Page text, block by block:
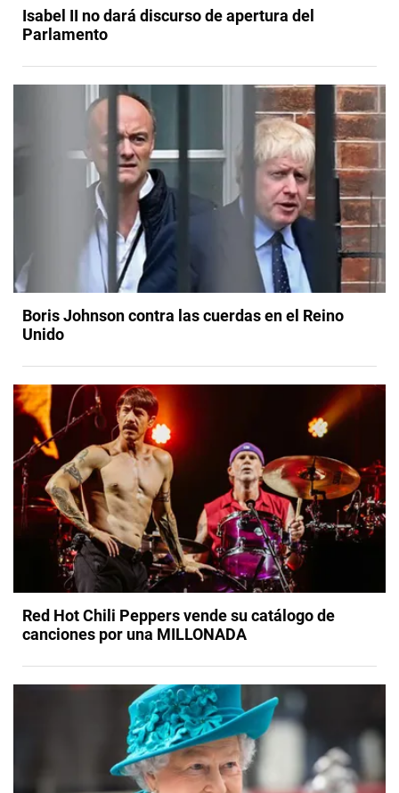
Isabel II no dará discurso de apertura del
Parlamento
Boris Johnson contra las cuerdas en el Reino
Unido
Red Hot Chili Peppers vende su catálogo de
canciones por una MILLONADA